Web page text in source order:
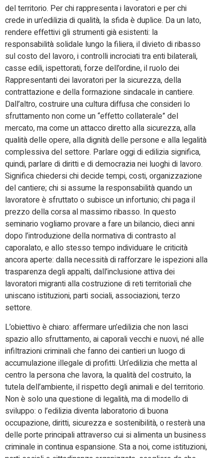
del territorio. Per chi rappresenta i lavoratori e per chi
crede in un’edilizia di qualità, la sfida è duplice. Da un lato,
rendere effettivi gli strumenti già esistenti: la
responsabilità solidale lungo la filiera, il divieto di ribasso
sul costo del lavoro, i controlli incrociati tra enti bilaterali,
casse edili, ispettorati, forze dell’ordine, il ruolo dei
Rappresentanti dei lavoratori per la sicurezza, della
contrattazione e della formazione sindacale in cantiere.
Dall’altro, costruire una cultura diffusa che consideri lo
sfruttamento non come un “effetto collaterale” del
mercato, ma come un attacco diretto alla sicurezza, alla
qualità delle opere, alla dignità delle persone e alla legalità
complessiva del settore. Parlare oggi di edilizia significa,
quindi, parlare di diritti e di democrazia nei luoghi di lavoro.
Significa chiedersi chi decide tempi, costi, organizzazione
del cantiere; chi si assume la responsabilità quando un
lavoratore è sfruttato o subisce un infortunio; chi paga il
prezzo della corsa al massimo ribasso. In questo
seminario vogliamo provare a fare un bilancio, dieci anni
dopo l’introduzione della normativa di contrasto al
caporalato, e allo stesso tempo individuare le criticità
ancora aperte: dalla necessità di rafforzare le ispezioni alla
trasparenza degli appalti, dall’inclusione attiva dei
lavoratori migranti alla costruzione di reti territoriali che
uniscano istituzioni, parti sociali, associazioni, terzo
settore.
L’obiettivo è chiaro: affermare un’edilizia che non lasci
spazio allo sfruttamento, ai caporali vecchi e nuovi, né alle
infiltrazioni criminali che fanno dei cantieri un luogo di
accumulazione illegale di profitti. Un’edilizia che metta al
centro la persona che lavora, la qualità del costruito, la
tutela dell’ambiente, il rispetto degli animali e del territorio.
Non è solo una questione di legalità, ma di modello di
sviluppo: o l’edilizia diventa laboratorio di buona
occupazione, diritti, sicurezza e sostenibilità, o resterà una
delle porte principali attraverso cui si alimenta un business
criminale in continua espansione. Sta a noi, come istituzioni,